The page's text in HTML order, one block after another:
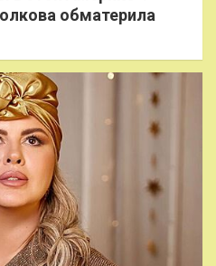
обматерила